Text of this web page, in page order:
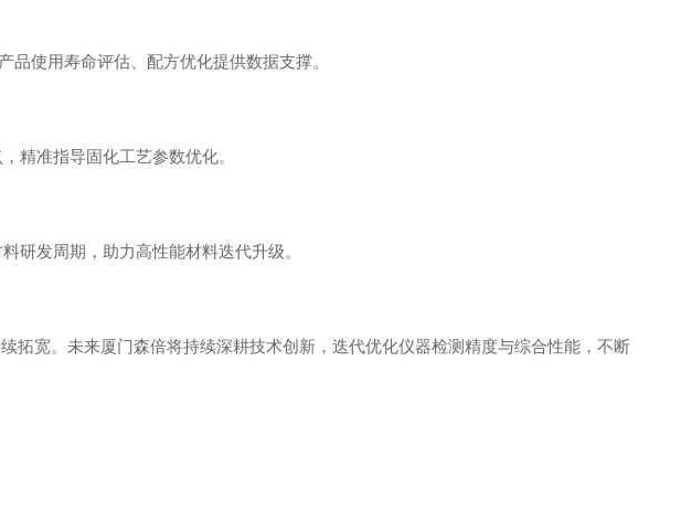
使用寿命评估、配方优化提供数据支撑。
精准指导固化工艺参数优化。
研发周期，助力高性能材料迭代升级。
拓宽。未来厦门森倍将持续深耕技术创新，迭代优化仪器检测精度与综合性能，不断